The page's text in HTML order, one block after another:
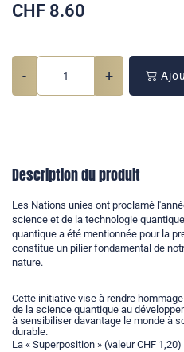
CHF 8.60
- +
Description du produit
Les Nations unies ont proclamé
science et de la technologie
quantique a été mentionnée pour la
constitue un pilier fondamental de
nature.
Cette initiative vise à rendre
de la science quantique au
à sensibiliser davantage le monde à
durable.
La « Superposition » (valeur CHF